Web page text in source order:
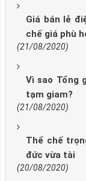
Giá bán lẻ
chế giá phù
(21/08/2020)
Vì sao Tổng
tạm giam?
(21/08/2020)
Thể chế
đức vừa tài
(20/08/2020)